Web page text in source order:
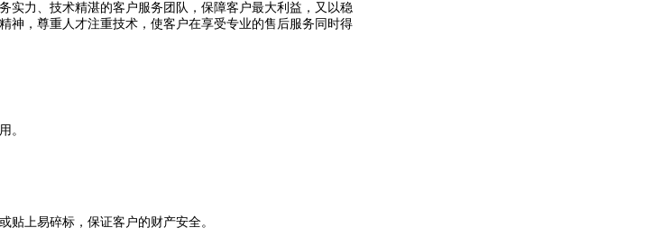
实力、技术精湛的客户服务团队，保障客户最大利益，又以稳
神，尊重人才注重技术，使客户在享受专业的售后服务同时得
。
贴上易碎标，保证客户的财产安全。